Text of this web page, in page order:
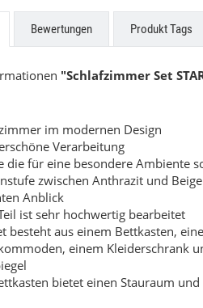
Bewertungen Produkt Tags
"Schlafzimmer Set
im modernen Design
Verarbeitung
die für eine besondere Ambiente
zwischen Anthrazit und
Anblick
ist sehr hochwertig bearbeitet
besteht aus einem Bettkasten,
einem Kleiderschrank
bietet einen Stauraum